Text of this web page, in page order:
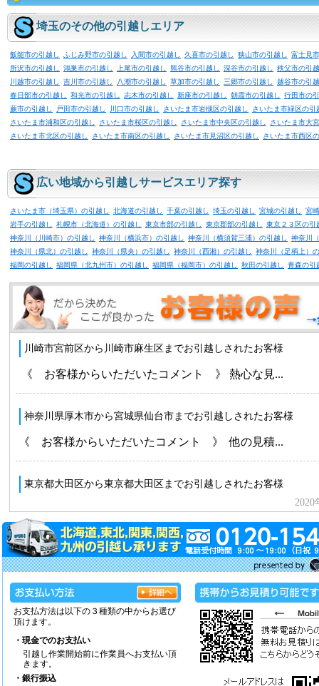
埼玉のその他の引越しエリア
飯能市の引越し ふじみ野市の引越し 入間市の引越し 久喜市の引越し 狭山市の引越し
富士見
所沢市の引越し
鴻巣市の引越し 上尾市の引越し 熊谷市の引越し 深谷市の引越し
秩父市の引
川越市の引越し
吉川市の引越し 八潮市の引越し 草加市の引越し 三郷市の引越し
越谷市の引
春日部市の引越し
和光市の引越し 志木市の引越し 新座市の引越し 朝霞市の引越し
行田市の
蕨市の引越し
戸田市の引越し 川口市の引越し さいたま市岩槻区の引越し
さいたま市緑区の引
さいたま市浦和区の引越し
さいたま市桜区の引越し さいたま市中央区の引越し
さいたま市大
さいたま市北区の引越し
さいたま市南区の引越し さいたま市見沼区の引越し さいたま市西区
広い地域から引越しサービスエリア探す
さいたま市（埼玉県）の引越し 北海道の引越し 千葉の引越し 埼玉の引越し 宮城の引越し
宮
岩手の引越し
札幌市（北海道）の引越し 東京市部の引越し 東京郡部の引越し
東京２３区の引
神奈川（川崎市）の引越し
神奈川（横浜市）の引越し 神奈川（横須賀三浦）の引越し
神奈川
神奈川（県北）の引越し
神奈川（県央）の引越し 神奈川（西湘）の引越し
神奈川（足柄上）
福岡の引越し
福岡県（北九州市）の引越し 福岡県（福岡市）の引越し 秋田の引越し 青森の引
お支払方法は以下の３種類の中からお選び
頂けます。
・現金でのお支払い
引越し作業開始前に作業員へお支払い頂
きます。
・銀行振込